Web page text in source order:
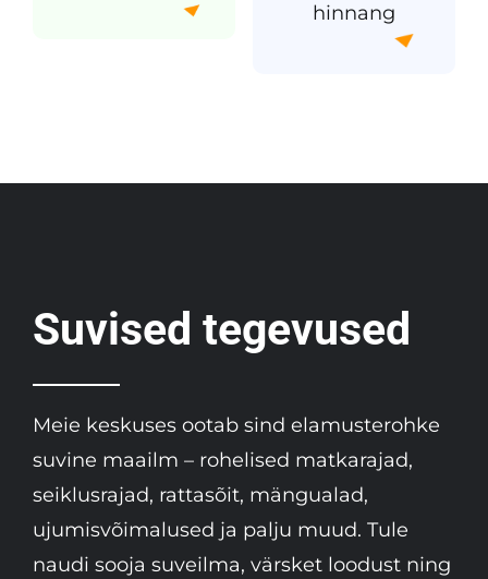
hinnang
Suvised tegevused
Meie keskuses ootab sind elamusterohke
suvine maailm – rohelised matkarajad,
seiklusrajad, rattasõit, mängualad,
ujumisvõimalused ja palju muud. Tule
naudi sooja suveilma, värsket loodust ning